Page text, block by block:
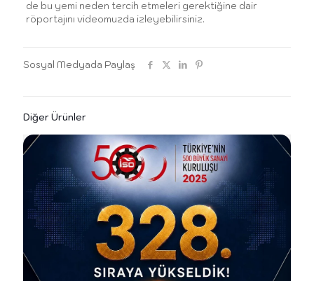
de bu yemi neden tercih etmeleri gerektiğine dair
röportajını videomuzda izleyebilirsiniz.
Sosyal Medyada Paylaş
Diğer Ürünler